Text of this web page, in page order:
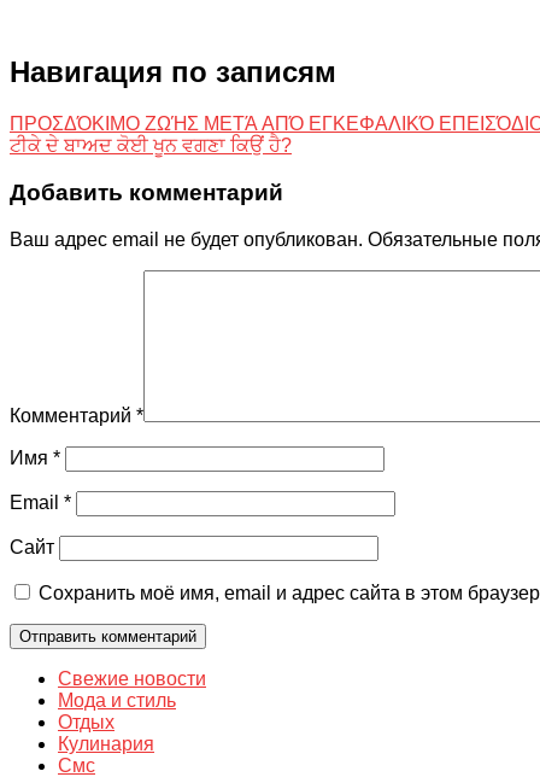
Навигация по записям
ΠΡΟΣΔΌΚΙΜΟ ΖΩΉΣ ΜΕΤΆ ΑΠΌ ΕΓΚΕΦΑΛΙΚΌ
ਟੀਕੇ ਦੇ ਬਾਅਦ ਕੋਈ ਖੂਨ ਵਗਣਾ ਕਿਉਂ ਹੈ?
Добавить комментарий
Ваш адрес email не будет опубликован. Обязательные
Комментарий *
Имя *
Email *
Сайт
Сохранить моё имя, email и адрес сайта в этом
Свежие новости
Мода и стиль
Отдых
Кулинария
Смс